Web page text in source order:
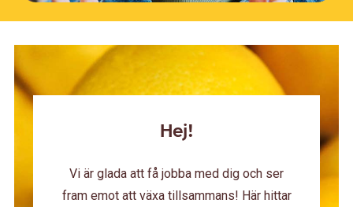
Hej!
Vi är glada att få jobba med dig och ser
fram emot att växa tillsammans! Här hittar